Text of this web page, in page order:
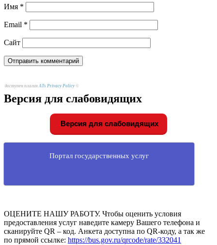
Имя *
Email *
Сайт
доступен плагин ATs Privacy Policy ©
Версия для слабовидящих
Версия для слабовидящих
Портал государственных услуг
ОЦЕНИТЕ НАШУ РАБОТУ. Чтобы оценить условия
предоставления услуг наведите камеру Вашего телефона и
сканируйте QR – код. Анкета доступна по QR-коду, а так же
по прямой ссылке: https://bus.gov.ru/qrcode/rate/332041